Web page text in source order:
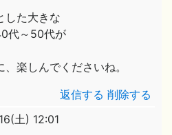
した大きな
代～50代が
楽しんでくださいね。
返信する 削除する
土) 12:01